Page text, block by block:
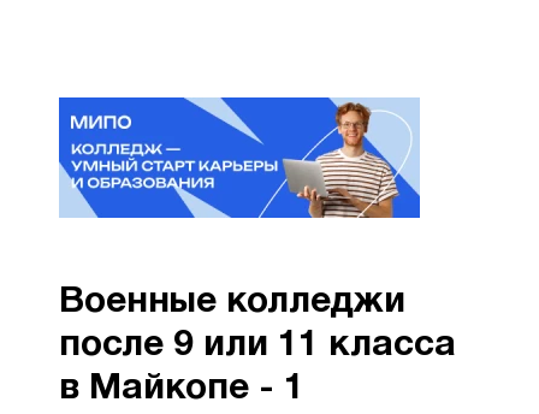
Военные колледжи
после 9 или 11 класса
в Майкопе - 1